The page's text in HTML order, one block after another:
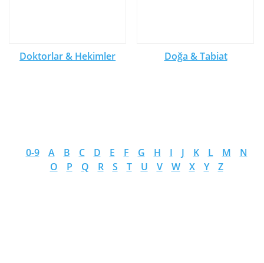
Doktorlar & Hekimler Doğa & Tabiat
0-9 A B C D E F G H I J K L M
N
O
P Q R S T U V W X Y Z